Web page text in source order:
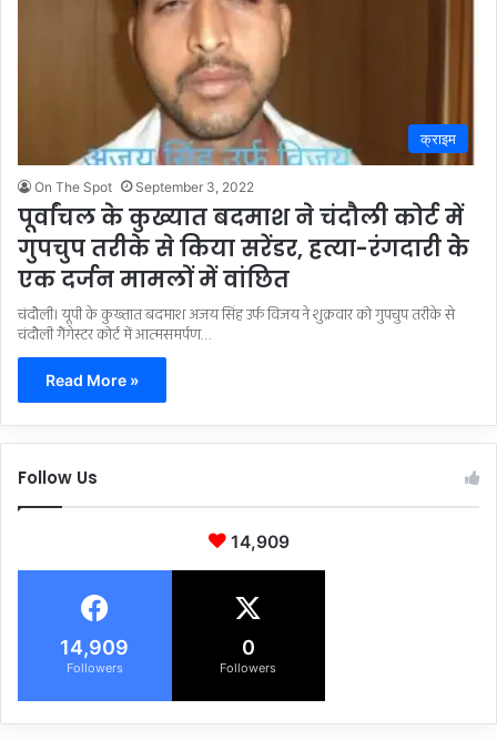
क्राइम
On The Spot September 3, 2022
पूर्वांचल के कुख्यात बदमाश ने चंदौली कोर्ट में
गुपचुप तरीके से किया सरेंडर, हत्या-रंगदारी केे
एक दर्जन मामलों में वांछित
चंदौली। यूपी के कुख्तात बदमाश अजय सिंह उर्फ विजय ने शुक्रवार को गुपचुप तरीके से
चंदौली गैंगेस्टर कोर्ट में आत्मसमर्पण…
Read More »
Follow Us
14,909
14,909
Followers
0
Followers